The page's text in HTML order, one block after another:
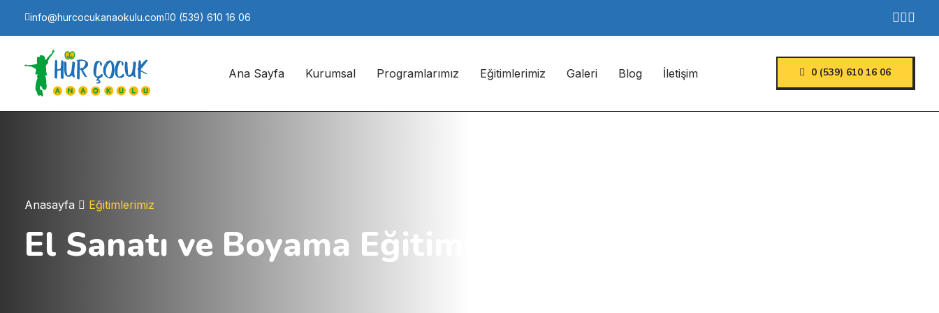
info@hurcocukanaokulu.com 0 (539) 610 16 06
Ana Sayfa Kurumsal Programlarımız Eğitimlerimiz Galeri Blog İletişim 0 (539) 610 16 06
Anasayfa Eğitimlerimiz
El Sanatı ve Boyama Eğitimi